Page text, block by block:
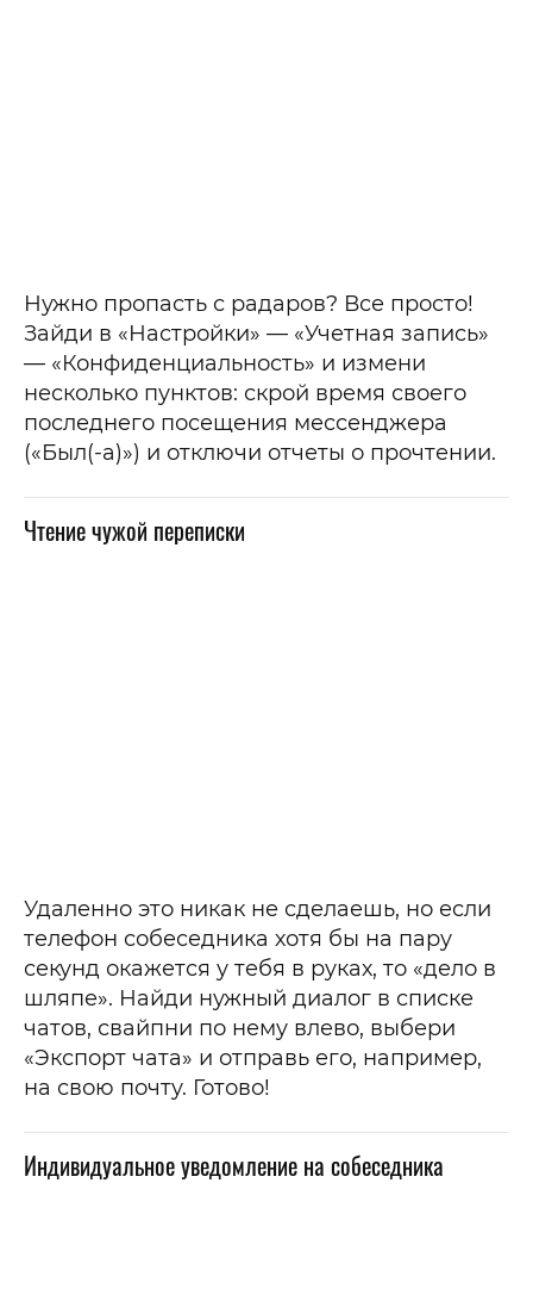
Нужно пропасть с радаров? Все просто!
Зайди в «Настройки» — «Учетная запись»
— «Конфиденциальность» и измени
несколько пунктов: скрой время своего
последнего посещения мессенджера
(«Был(-а)») и отключи отчеты о прочтении.
Чтение чужой переписки
Удаленно это никак не сделаешь, но если
телефон собеседника хотя бы на пару
секунд окажется у тебя в руках, то «дело в
шляпе». Найди нужный диалог в списке
чатов, свайпни по нему влево, выбери
«Экспорт чата» и отправь его, например,
на свою почту. Готово!
Индивидуальное уведомление на собеседника